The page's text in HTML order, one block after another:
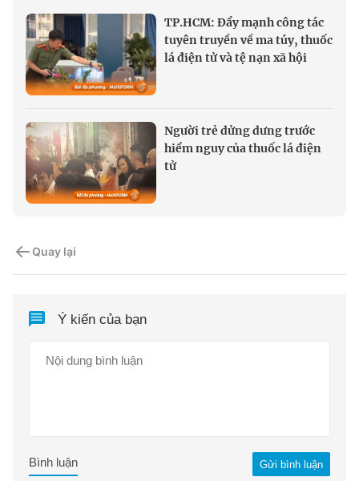
TP.HCM: Đẩy mạnh công tác
tuyên truyền về ma túy, thuốc
lá điện tử và tệ nạn xã hội
Người trẻ dửng dưng trước
hiểm nguy của thuốc lá điện
tử
Quay lại
Ý kiến của bạn
Gửi bình luận
Bình luận